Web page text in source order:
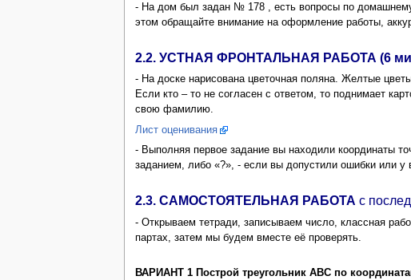
- На дом был задан № 178 , есть вопросы по
этом обращайте внимание на оформление работы,
2.2. УСТНАЯ ФРОНТАЛЬНАЯ РАБОТА (6
- На доске нарисована цветочная поляна. Желтые
Если кто – то не согласен с ответом, то поднимает
свою фамилию.
Лист оценивания
- Выполняя первое задание вы находили координаты
заданием, либо «?», - если вы допустили ошибки или у
2.3. САМОСТОЯТЕЛЬНАЯ РАБОТА с
- Открываем тетради, записываем число, классная
партах, затем мы будем вместе её проверять.
ВАРИАНТ 1 Построй треугольник АВС по